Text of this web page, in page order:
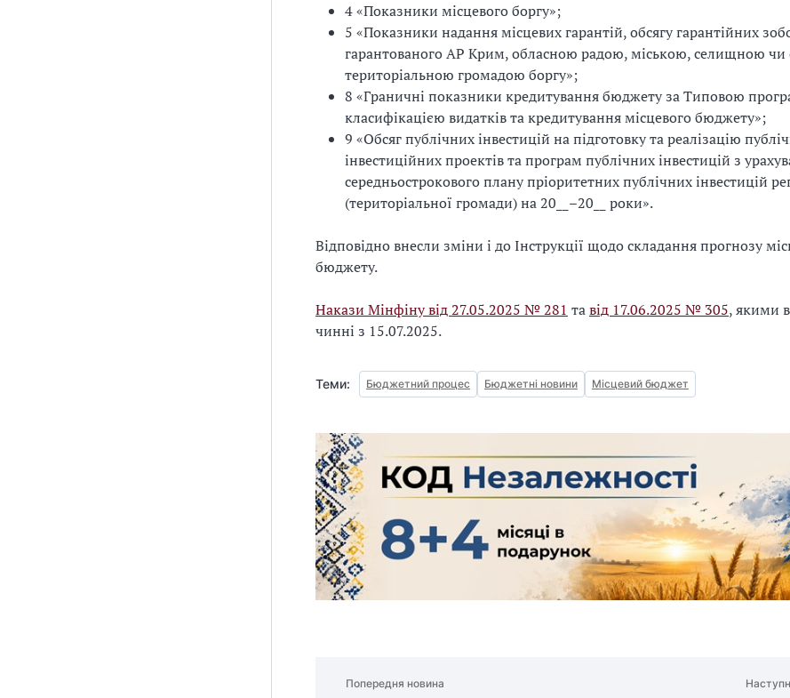
4 «Показники місцевого боргу»;
5 «Показники надання місцевих гарантій, обсягу гарантійних
гарантованого АР Крим, обласною радою, міською, селищною чи
територіальною громадою боргу»;
8 «Граничні показники кредитування бюджету за Типовою
класифікацією видатків та кредитування місцевого бюджету»;
9 «Обсяг публічних інвестицій на підготовку та реалізацію
інвестиційних проектів та програм публічних інвестицій з
середньострокового плану пріоритетних публічних інвестицій
(територіальної громади) на 20__–20__ роки».
Відповідно внесли зміни і до Інструкції щодо складання прогнозу
бюджету.
Накази Мінфіну від 27.05.2025 № 281 тавід 17.06.2025 № 305, якими
чинні з 15.07.2025.
Теми: Бюджетний процес Бюджетні новини Місцевий бюджет
Попередня новина